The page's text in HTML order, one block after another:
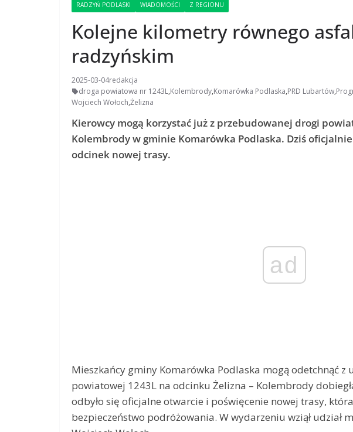
RADZYŃ PODLASKI WIADOMOŚCI Z REGIONU
Kolejne kilometry równego
radzyńskim
2025-03-04redakcja
droga powiatowa nr 1243L,Kolembrody,Komarówka Podlaska,PRD Lubartów,
Wojciech Wołoch,Żelizna
Kierowcy mogą korzystać już z przebudowanej drogi
Kolembrody w gminie Komarówka Podlaska. Dziś
odcinek nowej trasy.
ad
Mieszkańcy gminy Komarówka Podlaska mogą odetchnąć
powiatowej 1243L na odcinku Żelizna – Kolembrody
odbyło się oficjalne otwarcie i poświęcenie nowej trasy,
bezpieczeństwo podróżowania. W wydarzeniu wziął udział